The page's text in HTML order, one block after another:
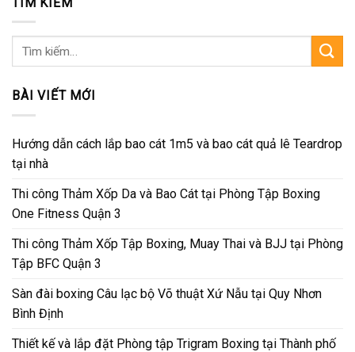
Tìm
BÀI VIẾT MỚI
Hướng dẫn cách lắp bao cát 1m5 và bao cát quả lê Teardrop
tại nhà
Thi công Thảm Xốp Da và Bao Cát tại Phòng Tập Boxing
One Fitness Quận 3
Thi công Thảm Xốp Tập Boxing, Muay Thai và BJJ tại Phòng
Tập BFC Quận 3
Sàn đài boxing Câu lạc bộ Võ thuật Xứ Nẫu tại Quy Nhơn
Bình Định
Thiết kế và lắp đặt Phòng tập Trigram Boxing tại Thành phố